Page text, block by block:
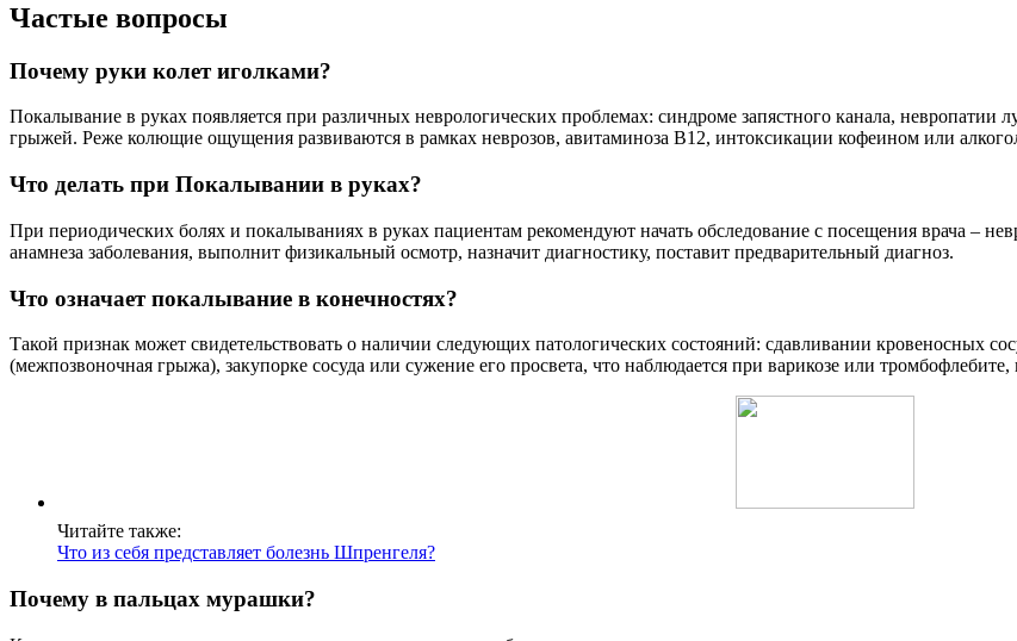
Частые вопросы
Почему руки колет иголками?
Покалывание в руках появляется при различных неврологических проблемах: синдроме запястного канала,
грыжей. Реже колющие ощущения развиваются в рамках неврозов, авитаминоза В12, интоксикации кофеином или
Что делать при Покалывании в руках?
При периодических болях и покалываниях в руках пациентам рекомендуют начать обследование с посещения врача –
анамнеза заболевания, выполнит физикальный осмотр, назначит диагностику, поставит предварительный диагноз.
Что означает покалывание в конечностях?
Такой признак может свидетельствовать о наличии следующих патологических состояний: сдавливании кровеносных
(межпозвоночная грыжа), закупорке сосуда или сужение его просвета, что наблюдается при варикозе или
Читайте также:
Что из себя представляет болезнь Шпренгеля?
Почему в пальцах мурашки?